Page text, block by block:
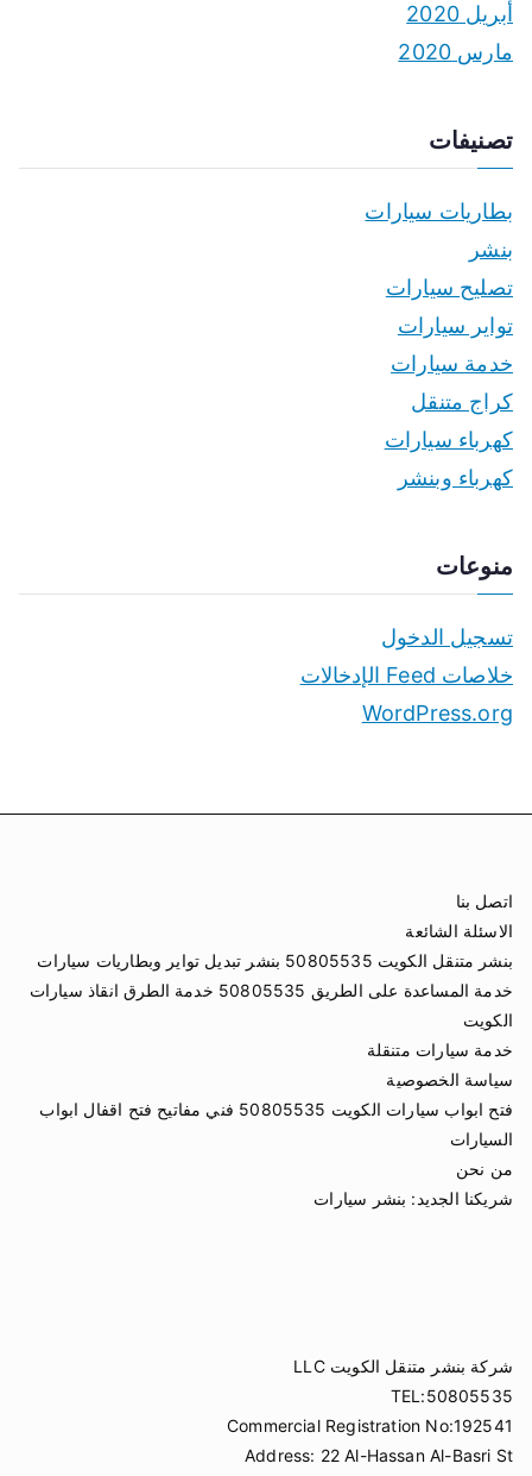
أبريل 2020
مارس 2020
تصنيفات
بطاريات سيارات
بنشر
تصليح سيارات
تواير سيارات
خدمة سيارات
كراج متنقل
كهرباء سيارات
كهرباء وبنشر
منوعات
تسجيل الدخول
خلاصات Feed الإدخالات
WordPress.org
اتصل بنا
الاسئلة الشائعة
بنشر متنقل الكويت 50805535 بنشر تبديل تواير وبطاريات سيارات
خدمة المساعدة على الطريق 50805535 خدمة الطرق انقاذ سيارات
الكويت
خدمة سيارات متنقلة
سياسة الخصوصية
فتح ابواب سيارات الكويت 50805535 فني مفاتيح فتح اقفال ابواب
السيارات
من نحن
شريكنا الجديد: بنشر سيارات
شركة بنشر متنقل الكويت LLC
TEL:50805535
Commercial Registration No:192541
Address: 22 Al-Hassan Al-Basri St